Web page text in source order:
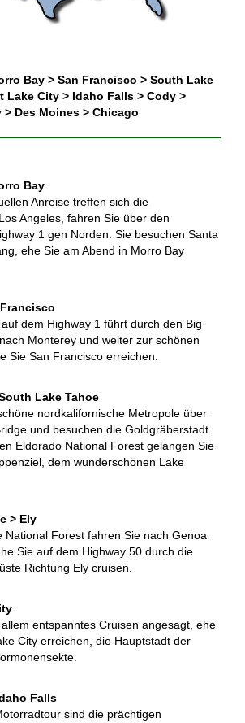
Bay > San Francisco > South Lake
Lake City > Idaho Falls > Cody >
> Des Moines > Chicago
Bay
Anreise treffen sich die
Angeles, fahren Sie über den
1 gen Norden. Sie besuchen Santa
ehe Sie am Abend in Morro Bay
dem Highway 1 führt durch den Big
Monterey und weiter zur schönen
Sie San Francisco erreichen.
Lake Tahoe
nordkalifornische Metropole über
und besuchen die Goldgräberstadt
Eldorado National Forest gelangen Sie
dem wunderschönen Lake
> Ely
National Forest fahren Sie nach Genoa
Sie auf dem Highway 50 durch die
Richtung Ely cruisen.
entspanntes Cruisen angesagt, ehe
City erreichen, die Hauptstadt der
Falls
sind die prächtigen